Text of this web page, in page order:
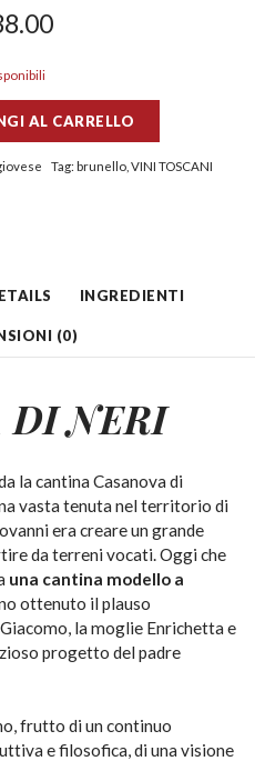
AL CARRELLO
Tag: brunello, VINI TOSCANI
INGREDIENTI
(0)
DI NERI
la cantina Casanova di
vasta tenuta nel territorio di
era creare un grande
da terreni vocati. Oggi che
una cantina modello a
ottenuto il plauso
la moglie Enrichetta e
progetto del padre
frutto di un continuo
e filosofica, di una visione